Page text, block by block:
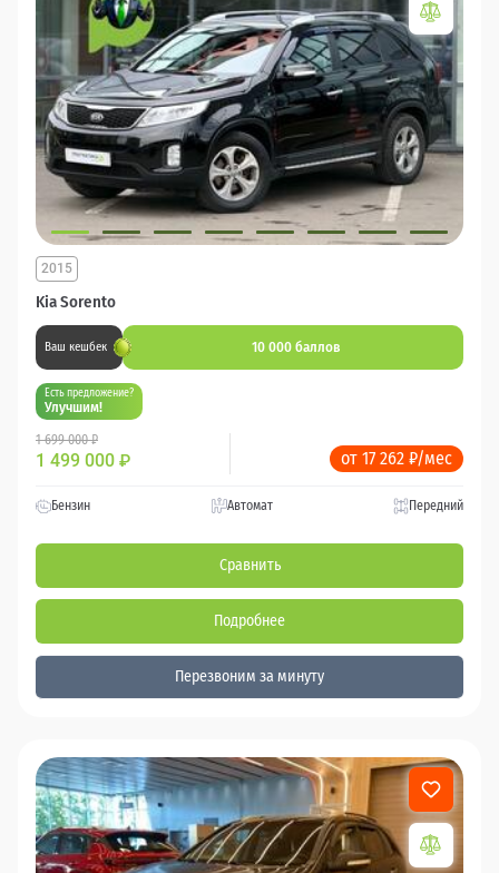
Kia Sorento
2015
Ваш кешбек 10 000 баллов
Есть предложение?
Улучшим!
1 699 000 ₽
1 499 000 ₽ от 17 262 ₽/мес
Бензин Автомат Передний
Сравнить
Подробнее
Перезвоним за минуту